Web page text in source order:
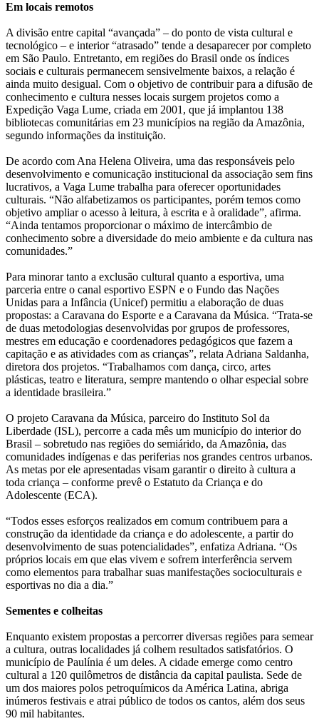
Em locais remotos
A divisão entre capital “avançada” – do ponto de vista cultural e
tecnológico – e interior “atrasado” tende a desaparecer por completo
em São Paulo. Entretanto, em regiões do Brasil onde os índices
sociais e culturais permanecem sensivelmente baixos, a relação é
ainda muito desigual. Com o objetivo de contribuir para a difusão de
conhecimento e cultura nesses locais surgem projetos como a
Expedição Vaga Lume, criada em 2001, que já implantou 138
bibliotecas comunitárias em 23 municípios na região da Amazônia,
segundo informações da instituição.
De acordo com Ana Helena Oliveira, uma das responsáveis pelo
desenvolvimento e comunicação institucional da associação sem fins
lucrativos, a Vaga Lume trabalha para oferecer oportunidades
culturais. “Não alfabetizamos os participantes, porém temos como
objetivo ampliar o acesso à leitura, à escrita e à oralidade”, afirma.
“Ainda tentamos proporcionar o máximo de intercâmbio de
conhecimento sobre a diversidade do meio ambiente e da cultura nas
comunidades.”
Para minorar tanto a exclusão cultural quanto a esportiva, uma
parceria entre o canal esportivo ESPN e o Fundo das Nações
Unidas para a Infância (Unicef) permitiu a elaboração de duas
propostas: a Caravana do Esporte e a Caravana da Música. “Trata-se
de duas metodologias desenvolvidas por grupos de professores,
mestres em educação e coordenadores pedagógicos que fazem a
capitação e as atividades com as crianças”, relata Adriana Saldanha,
diretora dos projetos. “Trabalhamos com dança, circo, artes
plásticas, teatro e literatura, sempre mantendo o olhar especial sobre
a identidade brasileira.”
O projeto Caravana da Música, parceiro do Instituto Sol da
Liberdade (ISL), percorre a cada mês um município do interior do
Brasil – sobretudo nas regiões do semiárido, da Amazônia, das
comunidades indígenas e das periferias nos grandes centros urbanos.
As metas por ele apresentadas visam garantir o direito à cultura a
toda criança – conforme prevê o Estatuto da Criança e do
Adolescente (ECA).
“Todos esses esforços realizados em comum contribuem para a
construção da identidade da criança e do adolescente, a partir do
desenvolvimento de suas potencialidades”, enfatiza Adriana. “Os
próprios locais em que elas vivem e sofrem interferência servem
como elementos para trabalhar suas manifestações socioculturais e
esportivas no dia a dia.”
Sementes e colheitas
Enquanto existem propostas a percorrer diversas regiões para semear
a cultura, outras localidades já colhem resultados satisfatórios. O
município de Paulínia é um deles. A cidade emerge como centro
cultural a 120 quilômetros de distância da capital paulista. Sede de
um dos maiores polos petroquímicos da América Latina, abriga
inúmeros festivais e atrai público de todos os cantos, além dos seus
90 mil habitantes.